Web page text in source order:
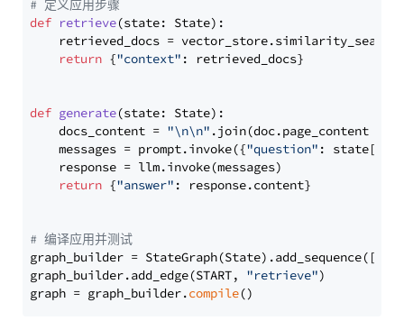
# 定义应用步骤
def retrieve(state: State):
retrieved_docs =
return {"context" : retrieved_docs}
def generate(state: State):
    docs_content =
"\n\n" .join(doc.page_content
    messages = prompt.invoke({
"question" : state[
    response = llm.invoke(messages)
return {"answer" : response.content}
# 编译应用并测试
graph_builder =
graph_builder.add_edge(START, "retrieve")
graph = graph_builder.compile